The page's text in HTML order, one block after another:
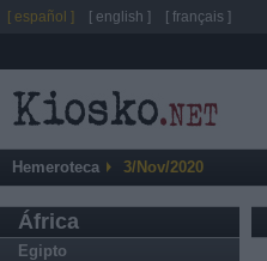
Hemeroteca 3/Nov/2020
África
Egipto
[ español ] [ english ] [ français ]